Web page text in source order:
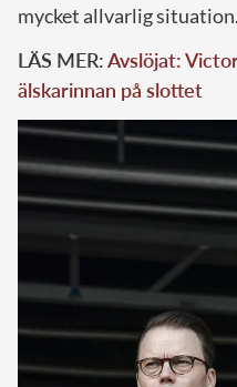
mycket allvarlig situation.
LÄS MER:Avslöjat:
älskarinnan på slottet